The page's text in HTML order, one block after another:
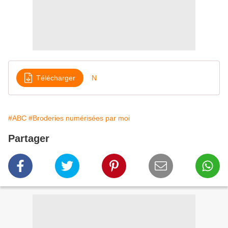
Télécharger N
#ABC #Broderies numérisées par moi
Partager